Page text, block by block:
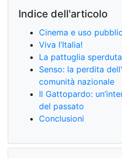
Indice dell'articolo
Cinema e uso
Viva l’Italia!
La pattuglia sperduta
Senso: la perdita
comunità nazionale
Il Gattopardo:
del passato
Conclusioni